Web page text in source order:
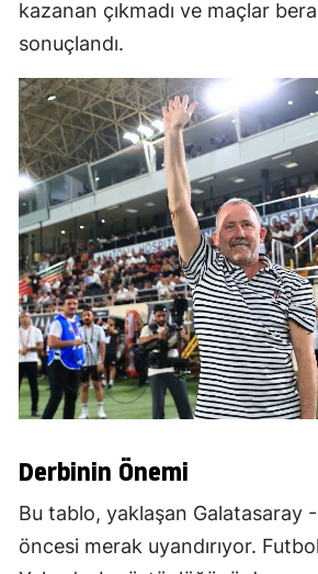
kazanan çıkmadı ve maçlar
sonuçlandı.
Derbinin Önemi
Bu tablo, yaklaşan Galatasaray
öncesi merak uyandırıyor.